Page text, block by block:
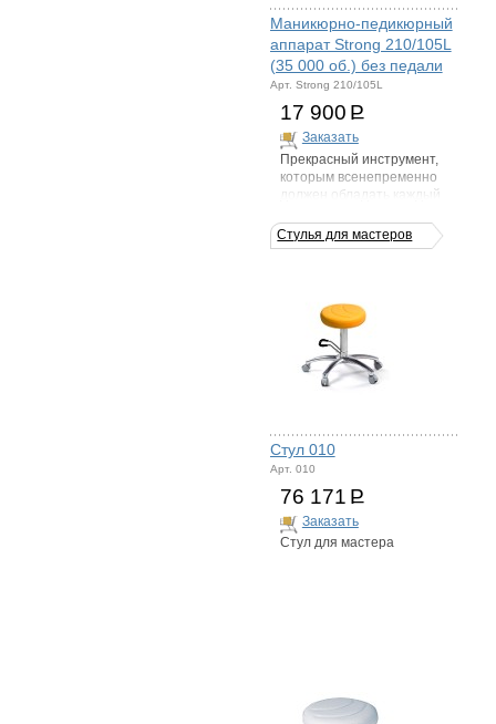
Маникюрно-педикюрный
аппарат Strong 210/105L
(35 000 об.) без педали
Арт. Strong 210/105L
17 900 Р
Заказать
Прекрасный инструмент,
которым всенепременно
должен обладать каждый
парикмахер
Стул 010
Арт. 010
76 171 Р
Заказать
Стул для мастера
Стулья для мастеров